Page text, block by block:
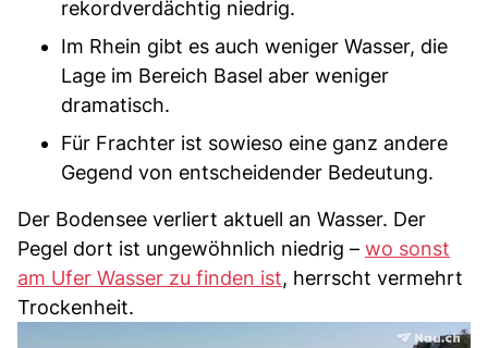
rekordverdächtig niedrig.
Im Rhein gibt es auch weniger Wasser, die
Lage im Bereich Basel aber weniger
dramatisch.
Für Frachter ist sowieso eine ganz andere
Gegend von entscheidender Bedeutung.
Der Bodensee verliert aktuell an Wasser. Der
Pegel dort ist ungewöhnlich niedrig – wo sonst
am Ufer Wasser zu finden ist, herrscht vermehrt
Trockenheit.